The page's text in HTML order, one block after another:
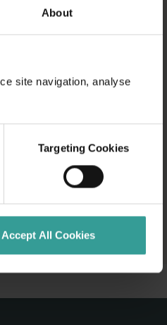
About
site navigation, analyse
Targeting Cookies
Accept All Cookies
03